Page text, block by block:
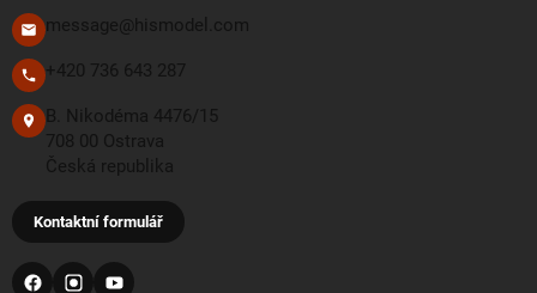
message@hismodel.com
+420 736 643 287
B. Nikodéma 4476/15
708 00 Ostrava
Česká republika
Kontaktní formulář